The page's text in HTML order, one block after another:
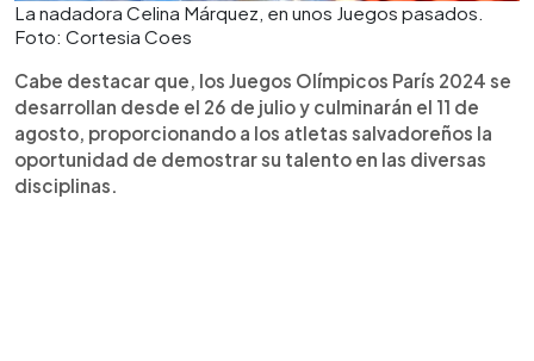
La nadadora Celina Márquez, en unos Juegos pasados.
Foto: Cortesia Coes
Cabe destacar que, los Juegos Olímpicos París 2024 se
desarrollan desde el 26 de julio y culminarán el 11 de
agosto, proporcionando a los atletas salvadoreños la
oportunidad de demostrar su talento en las diversas
disciplinas.